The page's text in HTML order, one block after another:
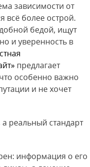
зависимости от
всё более острой.
бедой, ищут
и уверенность в
предлагает
особенно важно
и не хочет
реальный стандарт
информация о его